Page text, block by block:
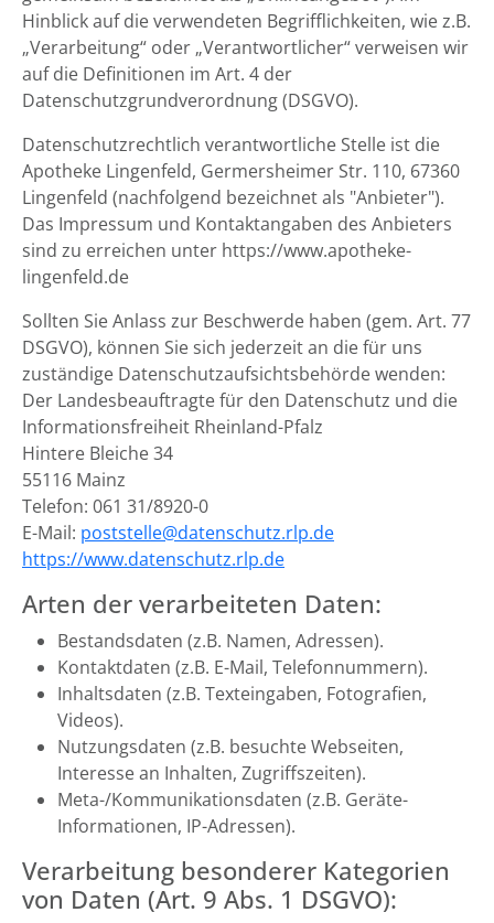
Hinblick auf die verwendeten Begrifflichkeiten, wie z.B.
„Verarbeitung“ oder „Verantwortlicher“ verweisen wir
auf die Definitionen im Art. 4 der
Datenschutzgrundverordnung (DSGVO).
Datenschutzrechtlich verantwortliche Stelle ist die
Apotheke Lingenfeld, Germersheimer Str. 110, 67360
Lingenfeld (nachfolgend bezeichnet als "Anbieter").
Das Impressum und Kontaktangaben des Anbieters
sind zu erreichen unter https://www.apotheke-
lingenfeld.de
Sollten Sie Anlass zur Beschwerde haben (gem. Art. 77
DSGVO), können Sie sich jederzeit an die für uns
zuständige Datenschutzaufsichtsbehörde wenden:
Der Landesbeauftragte für den Datenschutz und die
Informationsfreiheit Rheinland-Pfalz
Hintere Bleiche 34
55116 Mainz
Telefon: 061 31/8920-0
E-Mail: poststelle@datenschutz.rlp.de
https://www.datenschutz.rlp.de
Arten der verarbeiteten Daten:
Bestandsdaten (z.B. Namen, Adressen).
Kontaktdaten (z.B. E-Mail, Telefonnummern).
Inhaltsdaten (z.B. Texteingaben, Fotografien,
Videos).
Nutzungsdaten (z.B. besuchte Webseiten,
Interesse an Inhalten, Zugriffszeiten).
Meta-/Kommunikationsdaten (z.B. Geräte-
Informationen, IP-Adressen).
Verarbeitung besonderer Kategorien
von Daten (Art. 9 Abs. 1 DSGVO):